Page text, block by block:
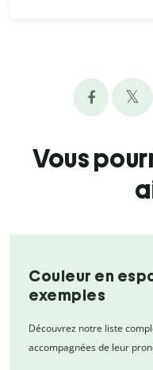
Vous
Couleur en
exemples
Découvrez notre liste
accompagnées de leur